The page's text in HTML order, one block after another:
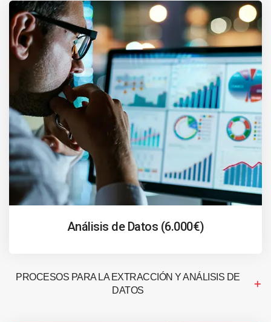
Análisis de Datos (6.000€)
PROCESOS PARA LA EXTRACCIÓN Y ANÁLISIS DE
DATOS